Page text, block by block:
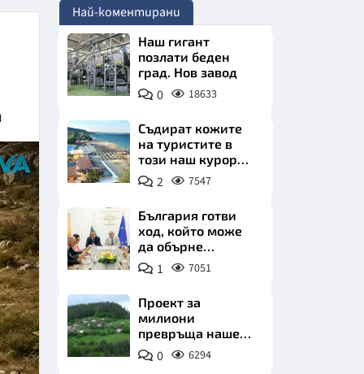
"ЧУДЕСАТА НА БЪЛГАРИЯ"
ХРАНА
ИКОНОМИКА
Най-коментирани
Наш гигант
позлати беден
град. Нов завод
0 18633
Съдират кожите
на туристите в
този наш курорт.
Шокираща
сметка за обяд на
2 7547
България готви
ход, който може
да обърне
туристическия
сезон
1 7051
Проект за
милиони
превръща наше
село в магнит за
туристи
0 6294